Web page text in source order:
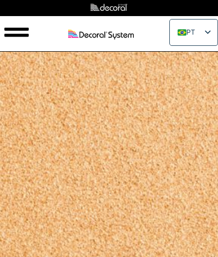
PT
EN
IT
FR
ES
RU
PL
JA
ZH_CN
VI
TH
EL